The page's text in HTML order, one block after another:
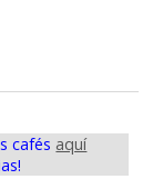
cafés aquí